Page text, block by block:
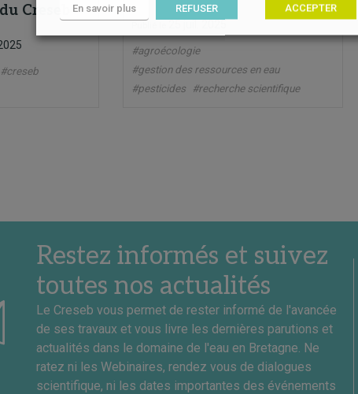
Creseb
#creseb
25 juil. 2025
#agroécologie
#gestion des ressources en eau
#pesticides
#recherche scientifique
Restez informés et suivez
toutes nos actualités
Le Creseb vous permet de rester informé de l'avancée
de ses travaux et vous livre les dernières parutions et
actualités dans le domaine de l'eau en Bretagne. Ne
ratez ni les Webinaires, rendez vous de dialogues
scientifique, ni les dates importantes des événements
En savoir plus REFUSER ACCEPTER